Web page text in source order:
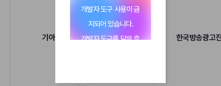
개발자 도구 사용이 금
지되어 있습니다.
개발자 도구를 닫은 후
신입
기아 합격자 자기소개서 03